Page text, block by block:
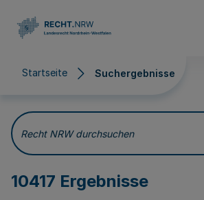
Startseite Suchergebnisse
Suchergebnisse
Recht NRW durchsuchen
10417 Ergebnisse